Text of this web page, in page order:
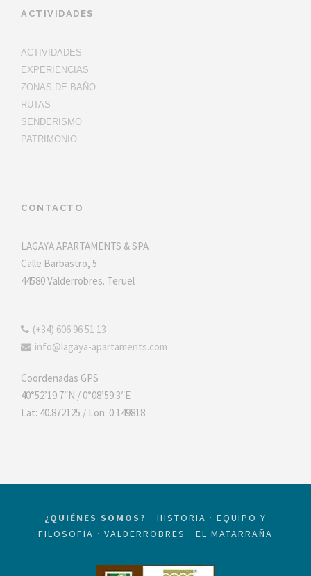
ACTIVIDADES
ACTIVIDADES
EXPERIENCIAS
ZONAS DE BAÑO
RUTAS
SENDERISMO
PATRIMONIO
CONTACTO
LAGAYA APARTAMENTS & SPA
Calle Barbastro, 5
44580 Valderrobres. Teruel
(+34) 606 96 51 13
info@lagaya-apartaments.com
Coordenadas GPS
40°52’19.7″N / 0°08’59.3″E
Lat: 40.872125 / Lon: 0.149818
¿QUIÉNES SOMOS? · HISTORIA · EQUIPO Y
FILOSOFÍA · VALDERROBRES · EL MATARRAÑA